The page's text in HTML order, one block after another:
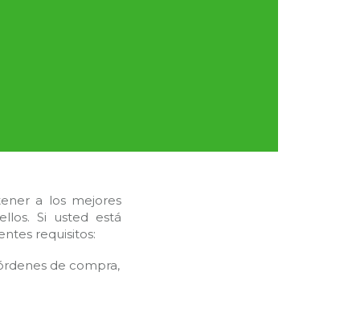
a los mejores
Si usted está
requisitos:
de compra,